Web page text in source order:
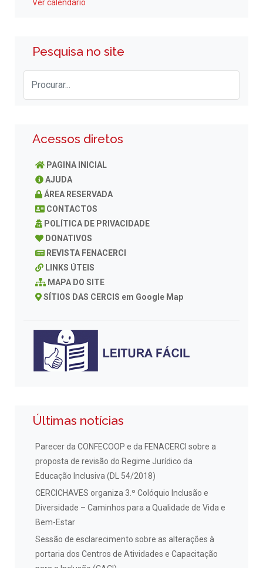
Ver calendário
Pesquisa no site
Acessos diretos
PAGINA INICIAL
AJUDA
ÁREA RESERVADA
CONTACTOS
POLÍTICA DE PRIVACIDADE
DONATIVOS
REVISTA FENACERCI
LINKS ÚTEIS
MAPA DO SITE
SÍTIOS DAS CERCIS em Google Map
Últimas notícias
Parecer da CONFECOOP e da FENACERCI sobre a
proposta de revisão do Regime Jurídico da
Educação Inclusiva (DL 54/2018)
CERCICHAVES organiza 3.º Colóquio Inclusão e
Diversidade – Caminhos para a Qualidade de Vida e
Bem-Estar
Sessão de esclarecimento sobre as alterações à
portaria dos Centros de Atividades e Capacitação